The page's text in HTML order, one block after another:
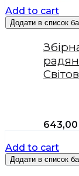
Add to cart
Додати в список
643,00
Add to cart
Додати в список